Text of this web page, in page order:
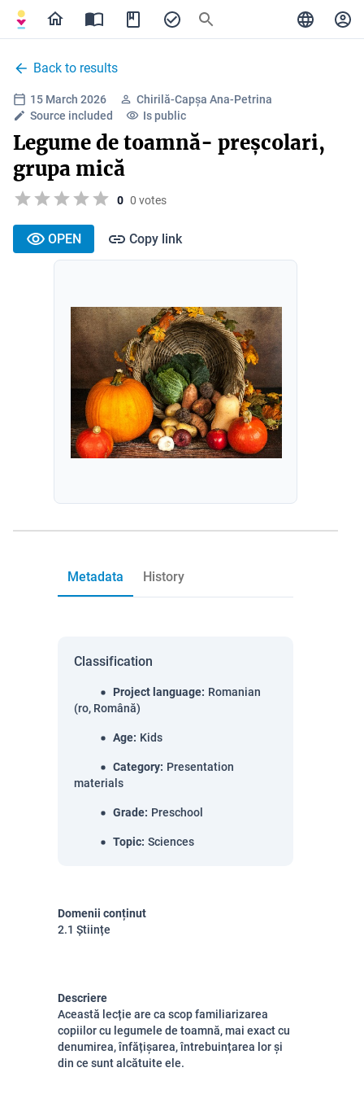
Back to results
15 March 2026
Chirilă-Capșa Ana-Petrina
Source included
Is public
Legume de toamnă- preșcolari,
grupa mică
0 0 votes
OPEN Copy link
Metadata History
Classification
Project language: Romanian
(ro, Română)
Age: Kids
Category: Presentation
materials
Grade: Preschool
Topic: Sciences
Domenii conținut
2.1 Științe
Descriere
Această lecție are ca scop familiarizarea
copiilor cu legumele de toamnă, mai exact cu
denumirea, înfățișarea, întrebuințarea lor și
din ce sunt alcătuite ele.